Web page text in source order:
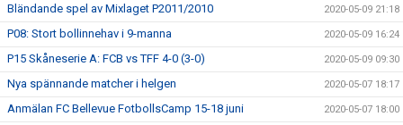
Bländande spel av Mixlaget P2011/2010 2020-05-09 21:18
P08: Stort bollinnehav i 9-manna 2020-05-09 16:24
P15 Skåneserie A: FCB vs TFF 4-0 (3-0) 2020-05-09 09:30
Nya spännande matcher i helgen 2020-05-07 18:17
Anmälan FC Bellevue FotbollsCamp 15-18 juni 2020-05-07 18:00